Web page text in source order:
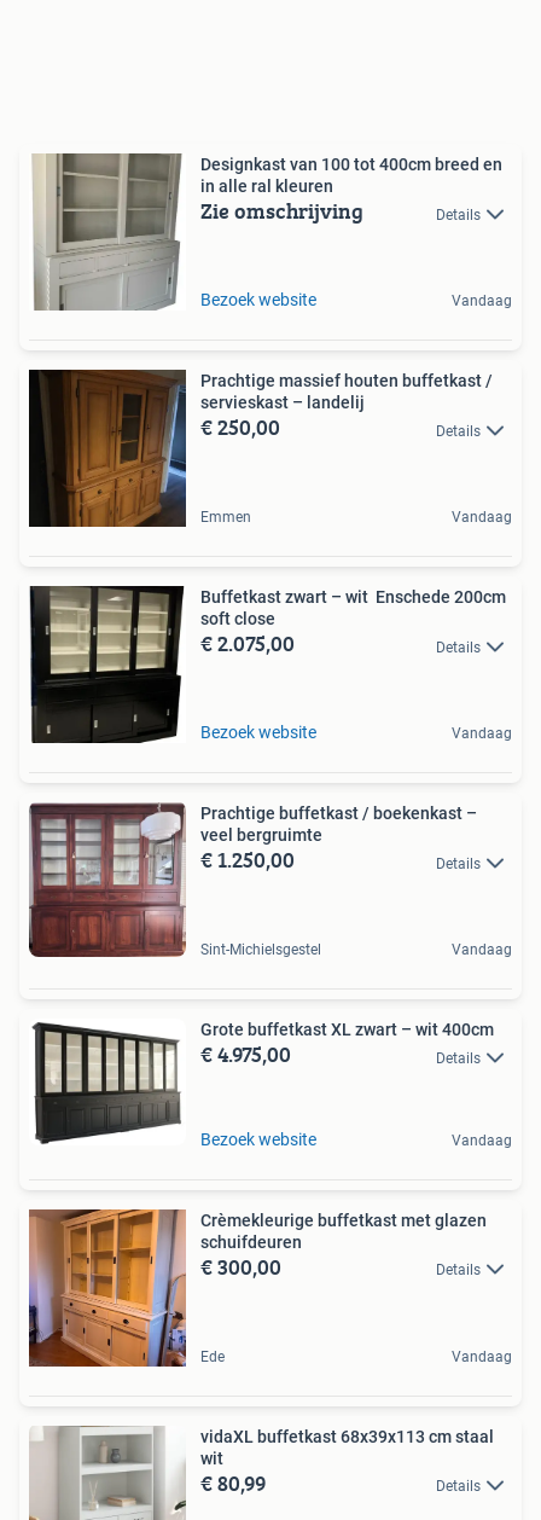
Designkast van 100 tot 400cm breed en
in alle ral kleuren
Zie omschrijving Details
Bezoek website Vandaag
Prachtige massief houten buffetkast /
servieskast – landelij
€ 250,00 Details
Emmen Vandaag
Buffetkast zwart – wit Enschede 200cm
soft close
€ 2.075,00 Details
Bezoek website Vandaag
Prachtige buffetkast / boekenkast –
veel bergruimte
€ 1.250,00 Details
Sint-Michielsgestel Vandaag
Grote buffetkast XL zwart – wit 400cm
€ 4.975,00 Details
Bezoek website Vandaag
Crèmekleurige buffetkast met glazen
schuifdeuren
€ 300,00 Details
Ede Vandaag
vidaXL buffetkast 68x39x113 cm staal
wit
€ 80,99 Details